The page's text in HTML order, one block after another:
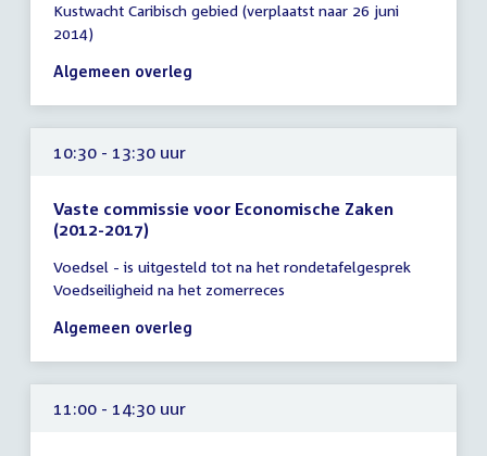
vergadering
10:00
-
uur
Kustwacht Caribisch gebied (verplaatst naar 26 juni
2014)
Algemeen overleg
10:30 - 13:30 uur
Vaste commissie voor Economische Zaken
(2012-2017)
vergadering
10:30
-
uur
Voedsel - is uitgesteld tot na het rondetafelgesprek
Voedseiligheid na het zomerreces
Algemeen overleg
11:00 - 14:30 uur